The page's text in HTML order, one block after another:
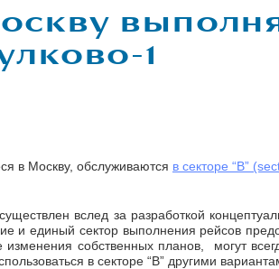
1
в Москву, обслуживаются в секторе “В”
вслед за разработкой
и единый сектор выполнения рейсов
собственных планов, могут
в секторе “В” другими